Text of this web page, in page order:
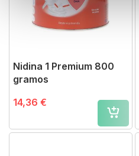
Nidina 1 Premium 800
gramos
14,36 €